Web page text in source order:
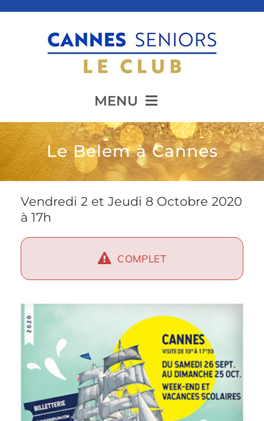
MENU
Accueil
Animation
Restauration
Actualité
Le Belem à Cannes
Vendredi 2 et Jeudi 8 Octobre 2020
à 17h
COMPLET